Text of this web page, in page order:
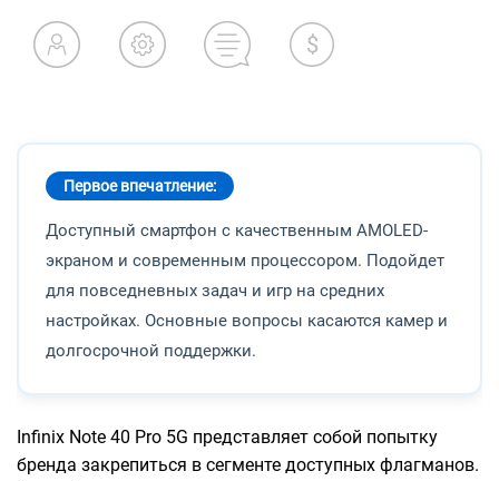
Первое впечатление:
Доступный смартфон с качественным AMOLED-
экраном и современным процессором. Подойдет
для повседневных задач и игр на средних
настройках. Основные вопросы касаются камер и
долгосрочной поддержки.
Infinix Note 40 Pro 5G представляет собой попытку
бренда закрепиться в сегменте доступных флагманов.